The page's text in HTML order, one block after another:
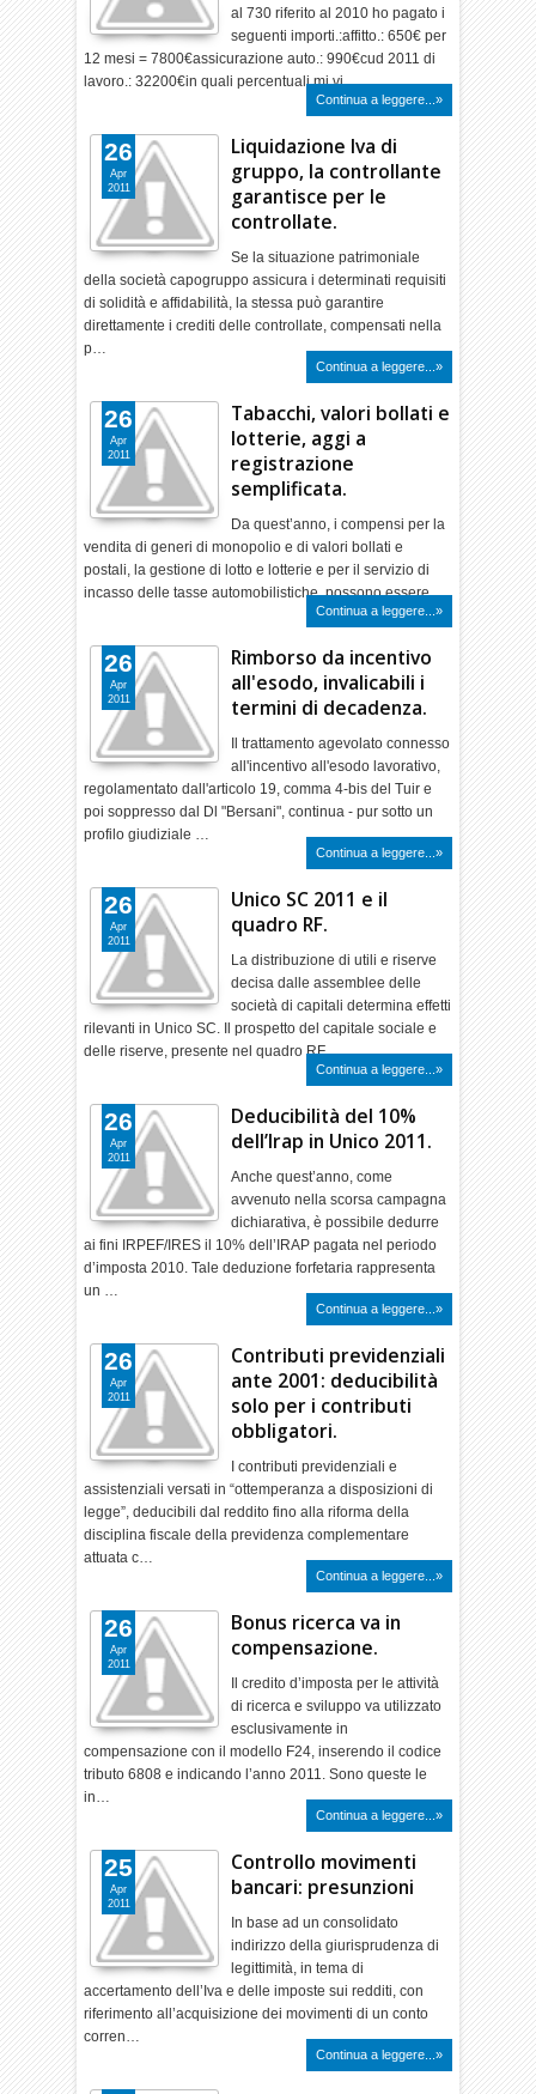
al 730 riferito al 2010 ho pagato i
seguenti importi.:affitto.: 650€ per
12 mesi = 7800€assicurazione auto.: 990€cud 2011 di
lavoro.: 32200€in quali percentuali mi vi…
Continua a leggere...»
Liquidazione Iva di
gruppo, la controllante
garantisce per le
controllate.
Se la situazione patrimoniale
della società capogruppo assicura i determinati requisiti
di solidità e affidabilità, la stessa può garantire
direttamente i crediti delle controllate, compensati nella
p…
Continua a leggere...»
26
Apr
2011
Tabacchi, valori bollati e
lotterie, aggi a
registrazione
semplificata.
Da quest’anno, i compensi per la
vendita di generi di monopolio e di valori bollati e
postali, la gestione di lotto e lotterie e per il servizio di
incasso delle tasse automobilistiche, possono essere…
Continua a leggere...»
26
Apr
2011
Rimborso da incentivo
all'esodo, invalicabili i
termini di decadenza.
Il trattamento agevolato connesso
all'incentivo all'esodo lavorativo,
regolamentato dall'articolo 19, comma 4-bis del Tuir e
poi soppresso dal Dl "Bersani", continua - pur sotto un
profilo giudiziale …
Continua a leggere...»
26
Apr
2011
Unico SC 2011 e il
quadro RF.
La distribuzione di utili e riserve
decisa dalle assemblee delle
società di capitali determina effetti
rilevanti in Unico SC. Il prospetto del capitale sociale e
delle riserve, presente nel quadro RF,…
Continua a leggere...»
26
Apr
2011
Deducibilità del 10%
dell’Irap in Unico 2011.
Anche quest’anno, come
avvenuto nella scorsa campagna
dichiarativa, è possibile dedurre
ai fini IRPEF/IRES il 10% dell’IRAP pagata nel periodo
d’imposta 2010. Tale deduzione forfetaria rappresenta
un …
Continua a leggere...»
26
Apr
2011
Contributi previdenziali
ante 2001: deducibilità
solo per i contributi
obbligatori.
I contributi previdenziali e
assistenziali versati in “ottemperanza a disposizioni di
legge”, deducibili dal reddito fino alla riforma della
disciplina fiscale della previdenza complementare
attuata c…
Continua a leggere...»
26
Apr
2011
Bonus ricerca va in
compensazione.
Il credito d’imposta per le attività
di ricerca e sviluppo va utilizzato
esclusivamente in
compensazione con il modello F24, inserendo il codice
tributo 6808 e indicando l’anno 2011. Sono queste le
in…
Continua a leggere...»
26
Apr
2011
Controllo movimenti
bancari: presunzioni
In base ad un consolidato
indirizzo della giurisprudenza di
legittimità, in tema di
accertamento dell’Iva e delle imposte sui redditi, con
riferimento all’acquisizione dei movimenti di un conto
corren…
Continua a leggere...»
25
Apr
2011